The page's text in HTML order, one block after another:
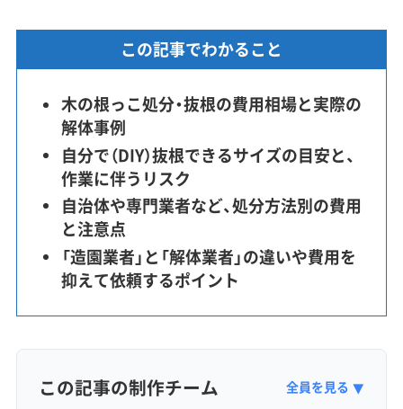
この記事でわかること
木の根っこ処分・抜根の費用相場と実際の
解体事例
自分で（DIY）抜根できるサイズの目安と、
作業に伴うリスク
自治体や専門業者など、処分方法別の費用
と注意点
「造園業者」と「解体業者」の違いや費用を
抑えて依頼するポイント
この記事の制作チーム 全員を見る ▼